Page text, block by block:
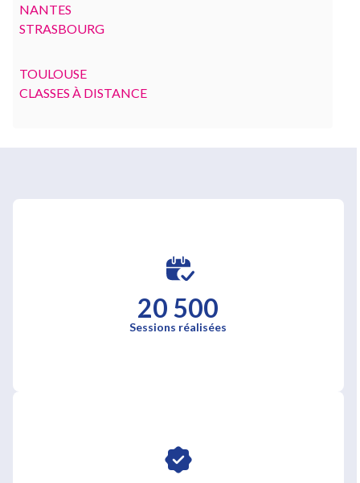
NANTES
STRASBOURG
TOULOUSE
CLASSES À DISTANCE
20 500
Sessions réalisées